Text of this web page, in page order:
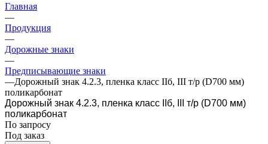
Главная
—
Продукция
—
Дорожные знаки
—
Предписывающие знаки
—Дорожный знак 4.2.3, пленка класс IIб, III т/р (D700 мм)
поликарбонат
Дорожный знак 4.2.3, пленка класс IIб, III т/р (D700 мм)
поликарбонат
По запросу
Под заказ